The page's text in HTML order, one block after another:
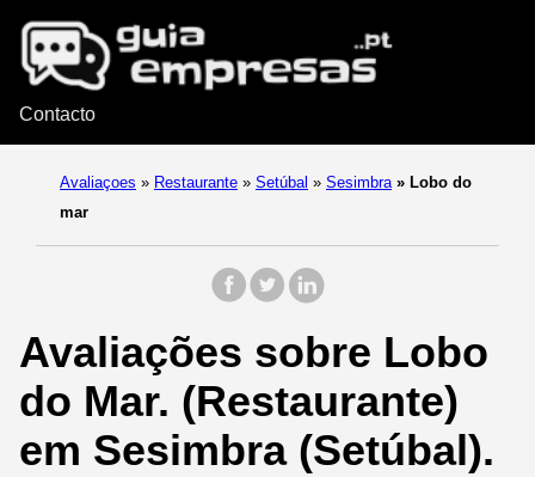
Contacto
Avaliaçoes » Restaurante » Setúbal » Sesimbra » Lobo do
mar
Avaliações sobre Lobo
do Mar. (Restaurante)
em Sesimbra (Setúbal).